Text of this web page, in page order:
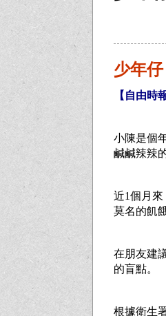
少年
【自由時
小陳是個
鹹鹹辣辣
近1個月
莫名的飢
在朋友建
的盲點。
根據衛生